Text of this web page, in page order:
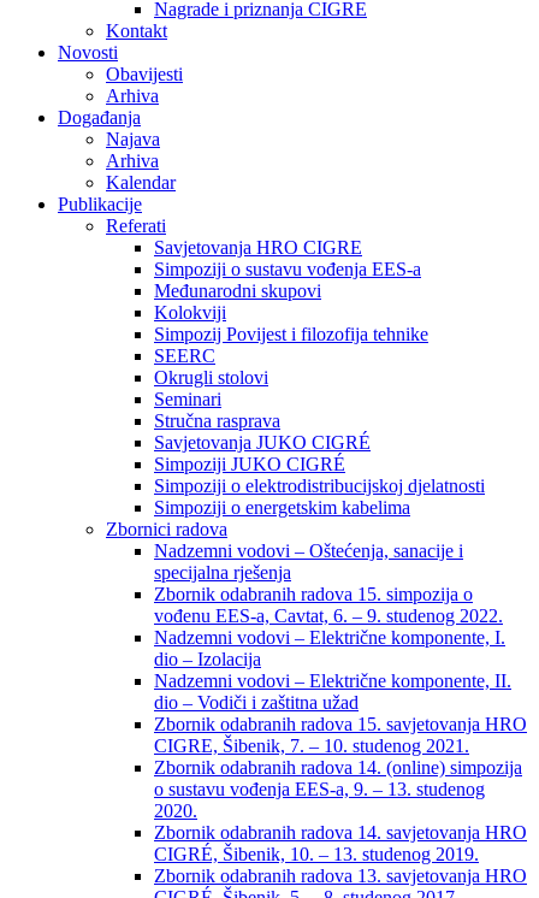
Nagrade i priznanja CIGRE
Kontakt
Novosti
Obavijesti
Arhiva
Događanja
Najava
Arhiva
Kalendar
Publikacije
Referati
Savjetovanja HRO CIGRE
Simpoziji o sustavu vođenja EES-a
Međunarodni skupovi
Kolokviji​
Simpozij Povijest i filozofija tehnike
SEERC
Okrugli stolovi
Seminari​
Stručna rasprava​
Savjetovanja JUKO CIGRÉ
Simpoziji JUKO CIGRÉ
Simpoziji o elektrodistribucijskoj djelatnosti
Simpoziji o energetskim kabelima
Zbornici radova
Nadzemni vodovi – Oštećenja, sanacije i
specijalna rješenja
Zbornik odabranih radova 15. simpozija o
vođenu EES-a, Cavtat, 6. – 9. studenog 2022.
Nadzemni vodovi – Električne komponente, I.
dio – Izolacija
Nadzemni vodovi – Električne komponente, II.
dio – Vodiči i zaštitna užad
Zbornik odabranih radova 15. savjetovanja HRO
CIGRE, Šibenik, 7. – 10. studenog 2021.
Zbornik odabranih radova 14. (online) simpozija
o sustavu vođenja EES-a, 9. – 13. studenog
2020.
Zbornik odabranih radova 14. savjetovanja HRO
CIGRÉ, Šibenik, 10. – 13. studenog 2019.
Zbornik odabranih radova 13. savjetovanja HRO